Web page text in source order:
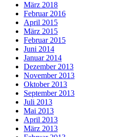
März 2018
Februar 2016
April 2015
März 2015
Februar 2015
Juni 2014
Januar 2014
Dezember 2013
November 2013
Oktober 2013
September 2013
Juli 2013
Mai 2013
April 2013
März 2013